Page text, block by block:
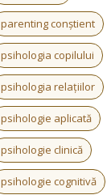
parenting conștient
psihologia copilului
psihologia relațiilor
psihologie aplicată
psihologie clinică
psihologie cognitivă